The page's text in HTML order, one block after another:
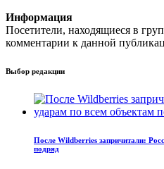
Информация
Посетители, находящиеся в
комментарии к данной
Выбор редакции
После Wildberries запричитали:
подряд